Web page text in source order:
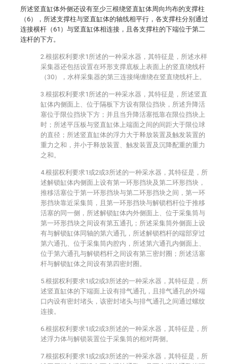
所述竖直缸体外侧还设有至少三根绕竖直缸体周向均布的支撑柱
（6），所述支撑柱与竖直缸体的轴线相平行，各支撑柱分别通过
连接横杆（61）与竖直缸体相连接，且各支撑柱的下端位于第二
连杆的下方。
2.根据权利要求1所述的一种采水器，其特征是，所述水样
采集器还包括设置在环形支撑底板上表面上的竖直绕线杆
（30），水样采集器的第三连接绳缠绕在竖直绕线杆上。
3.根据权利要求1所述的一种采水器，其特征是，所述竖直
缸体内侧面上、位于隔板下方设有限位挡块，所述升降活
塞位于限位挡块下方；并且当升降活塞抵靠在限位挡块上
时；所述平压板与竖直缸体上端面之间的间距大于限位球
的直径；所述竖直缸体的浮力大于释放装置及触发装置的
重力之和，并小于释放装置、触发装置及沉降配重的重力
之和。
4.根据权利要求1或2或3所述的一种采水器，其特征是，所
述解锁缸体内侧面上设有第一环形挡块及第二环形挡块，
推移活塞位于第一环形挡块与第二环形挡块之间，第一环
形挡块靠近采集筒，且第一环形挡块与解锁档杆位于推移
活塞的同一侧，所述解锁缸体内外侧面上、位于采集筒与
第一环形挡块之间设有第五通孔；所述采集筒外侧面上设
有与解锁缸体同轴的第六通孔，所述解锁档杆的端部穿过
第六通孔、位于采集筒内腔内，所述第六通孔内侧面上、
位于第六通孔与解锁档杆之间设有第三密封圈；所述活塞
杆与解锁缸体之间设有第四密封圈。
5.根据权利要求1或2或3所述的一种采水器，其特征是，所
述竖直缸体的下端面上设有排气通孔，且排气通孔的外端
口内设有密封堵头，该密封堵头与排气通孔之间通过螺纹
连接。
6.根据权利要求1或2或3所述的一种采水器，其特征是，所
述浮力体与解锁装置位于采集筒的相对两侧。
7.根据权利要求1或2或3所述的一种采水器，其特征是，所